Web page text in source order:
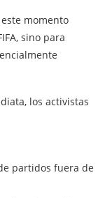
momento
sino para
los activistas
partidos fuera de